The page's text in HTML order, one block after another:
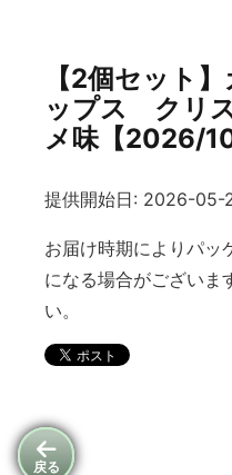
戻る
【2個セット
ップス クリ
メ味【2026/
提供開始日: 2026-05-
お届け時期によりパッ
になる場合がございま
い。